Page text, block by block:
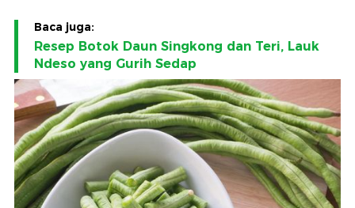
Baca juga:
Resep Botok Daun Singkong dan Teri, Lauk
Ndeso yang Gurih Sedap